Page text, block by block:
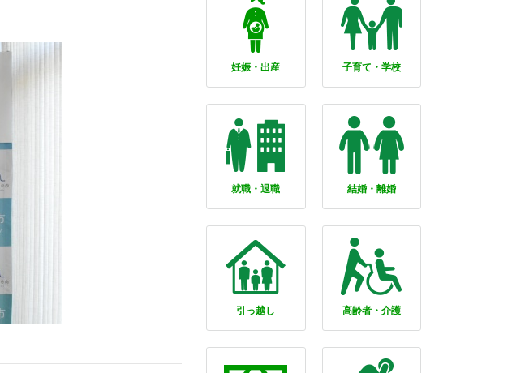
妊娠・出産 子育て・学校
就職・退職 結婚・離婚
引っ越し 高齢者・介護